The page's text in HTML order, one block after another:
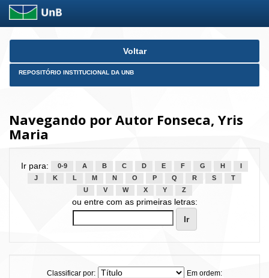
Skip
Voltar
REPOSITÓRIO INSTITUCIONAL DA UNB
Navegando por Autor Fonseca, Yris
Maria
Ir para: 0-9 A B C D E F G H
J
K L M N O P Q R S
T
U
V W X Y Z
ou entre com as primeiras letras:
Classificar por:
Em ordem: